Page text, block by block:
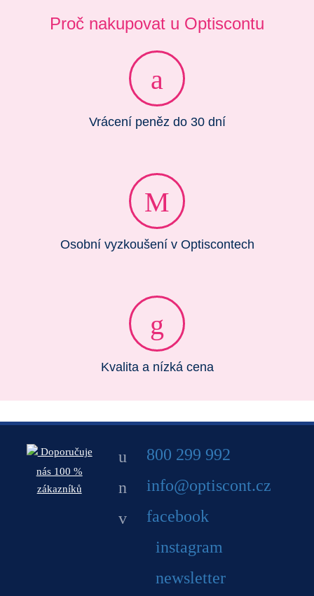
Proč nakupovat u Optiscontu
Vrácení peněz do 30 dní
Osobní vyzkoušení v Optiscontech
Kvalita a nízká cena
Doporučuje
nás 100 %
zákazníků
800 299 992
info@optiscont.cz
facebook
instagram
newsletter